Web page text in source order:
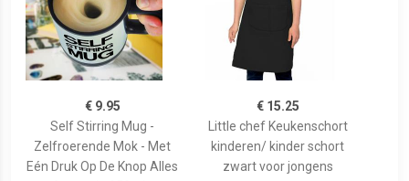
€ 9.95
Self Stirring Mug -
Zelfroerende Mok - Met
Eén Druk Op De Knop Alles
€ 15.25
Little chef Keukenschort
kinderen/ kinder schort
zwart voor jongens